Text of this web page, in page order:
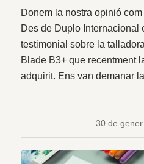
Donem la nostra opinió
Des de Duplo Internacional
testimonial sobre la
Blade B3+ que recentment
adquirit. Ens van demanar
30 de